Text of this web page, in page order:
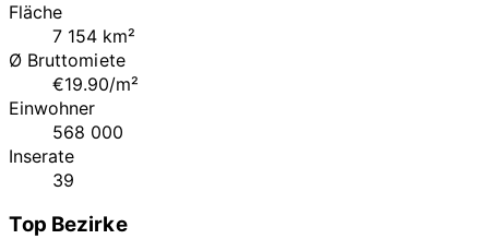
Fläche
7 154 km²
Ø Bruttomiete
€19.90/m²
Einwohner
568 000
Inserate
39
Top Bezirke